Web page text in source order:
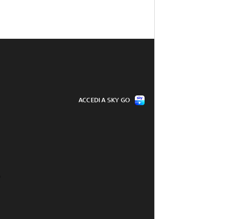
ACCEDI A SKY GO